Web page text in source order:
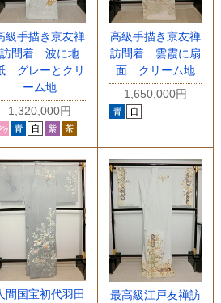
級手描き京友禅
訪問着 波に地
グレーとクリ
ーム地
1,320,000円
高級手描き京友禅
訪問着 雲霞に扇
面 クリーム地
1,650,000円
間国宝初代羽田
最高級江戸友禅訪